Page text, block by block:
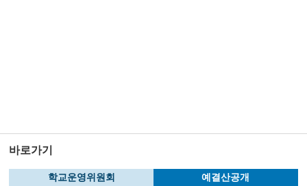
바로가기
학교운영위원회
예결산공개